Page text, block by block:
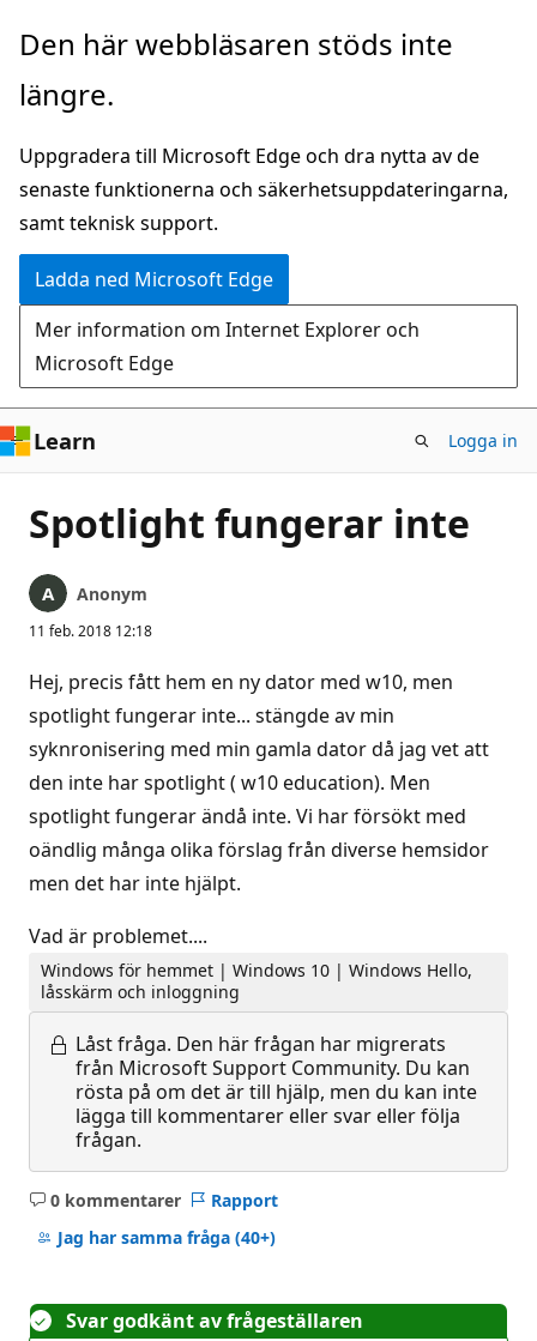
Hoppa
huvudinnehåll
Den här webbläsaren stöds inte
längre.
Uppgradera till Microsoft Edge och dra nytta av de
senaste funktionerna och säkerhetsuppdateringarna,
samt teknisk support.
Ladda ned Microsoft Edge
Mer information om Internet Explorer och
Microsoft Edge
Learn Logga in
Spotlight fungerar inte
Anonym
11 feb. 2018 12:18
Hej, precis fått hem en ny dator med w10, men
spotlight fungerar inte... stängde av min
syknronisering med min gamla dator då jag vet att
den inte har spotlight ( w10 education). Men
spotlight fungerar ändå inte. Vi har försökt med
oändlig många olika förslag från diverse hemsidor
men det har inte hjälpt.
Vad är problemet....
Windows för hemmet | Windows 10 | Windows Hello,
låsskärm och inloggning
Låst fråga. Den här frågan har migrerats
från Microsoft Support Community. Du kan
rösta på om det är till hjälp, men du kan inte
lägga till kommentarer eller svar eller följa
frågan.
0 kommentarer
Inga
kommentarer
Rapport
Jag har samma fråga (40+)
Svar godkänt av frågeställaren